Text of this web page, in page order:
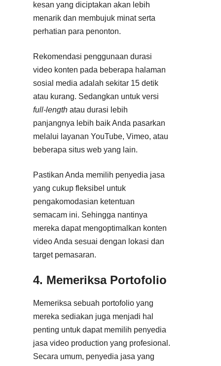
kesan yang diciptakan akan lebih
menarik dan membujuk minat serta
perhatian para penonton.
Rekomendasi penggunaan durasi
video konten pada beberapa halaman
sosial media adalah sekitar 15 detik
atau kurang. Sedangkan untuk versi
full-length atau durasi lebih
panjangnya lebih baik Anda pasarkan
melalui layanan YouTube, Vimeo, atau
beberapa situs web yang lain.
Pastikan Anda memilih penyedia jasa
yang cukup fleksibel untuk
pengakomodasian ketentuan
semacam ini. Sehingga nantinya
mereka dapat mengoptimalkan konten
video Anda sesuai dengan lokasi dan
target pemasaran.
4. Memeriksa Portofolio
Memeriksa sebuah portofolio yang
mereka sediakan juga menjadi hal
penting untuk dapat memilih penyedia
jasa video production yang profesional.
Secara umum, penyedia jasa yang